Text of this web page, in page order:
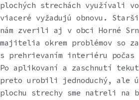
plochých strechách využívali
viaceré vyžadujú obnovu.
nám zverili aj v obci Horné
majitelia okrem problémov so
s prehrievaním interiéru počas
Po aplikovaní a zaschnutí
preto urobili jednoduchý, ale
plochu strechy sme natreli na